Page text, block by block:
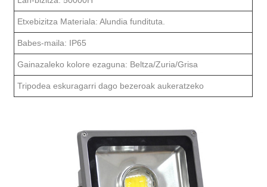
Etxebizitza Materiala: Alundia fundituta.
Babes-maila: IP65
Gainazaleko kolore ezaguna: Beltza/Zuria/Grisa
Tripodea eskuragarri dago bezeroak aukeratzeko